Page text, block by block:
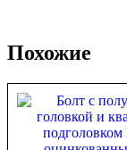
Похожие